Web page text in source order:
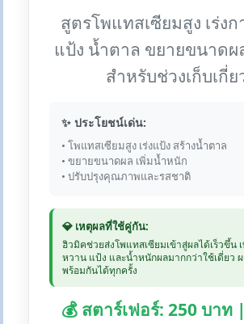
สูตรโพแทสเซียมสูง เร่งก
แป้ง น้ำตาล ขยายขนาดผ
สำหรับช่วงเก็บเกี่ย
✨ ประโยชน์เด่น:
• โพแทสเซียมสูง เร่งแป้ง สร้างน้ำตาล
• ขยายขนาดผล เพิ่มน้ำหนัก
• ปรับปรุงคุณภาพและรสชาติ
💎 เหตุผลที่ใช้คู่กัน:
ฮิวมิคช่วยส่งโพแทสเซียมเข้าสู่ผลได้เร็วขึ้น
หวาน แป้ง และน้ำหนักผลมากกว่าใช้เดี่ยว
พร้อมกันได้ทุกครั้ง
💰 สตาร์เฟอร์: 250 บาท